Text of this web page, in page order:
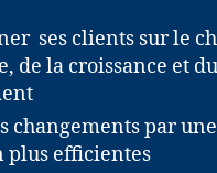
ses clients sur le
de la croissance et du
changements par une
plus efficientes